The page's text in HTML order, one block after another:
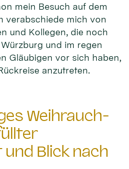
mein Besuch auf dem
verabschiede mich von
und Kollegen, die noch
und im regen
Gläubigen vor sich haben,
anzutreten.
Weihrauch-
Blick nach